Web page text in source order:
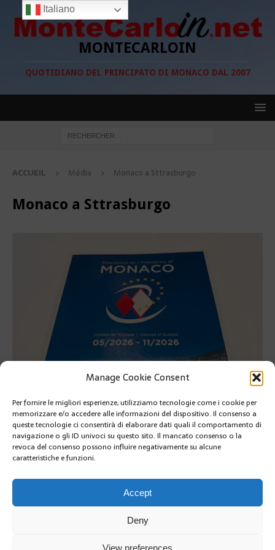
Manage Cookie Consent
Per fornire le migliori esperienze, utilizziamo tecnologie come i cookie per
memorizzare e/o accedere alle informazioni del dispositivo. Il consenso a
queste tecnologie ci consentirà di elaborare dati quali il comportamento di
navigazione o gli ID univoci su questo sito. Il mancato consenso o la
revoca del consenso possono influire negativamente su alcune
caratteristiche e funzioni.
Accept
Deny
View preferences
MONTECARLOIN
QUOTIDIANO DEL PRINCIPATO DI MONACO DAL 2007
ACCUEIL Média Monaco a Sttrasburgo
Monaco a Sttrasburgo
Il programma di Monaco alla presidenza del Consiglio dEuropa
Italiano